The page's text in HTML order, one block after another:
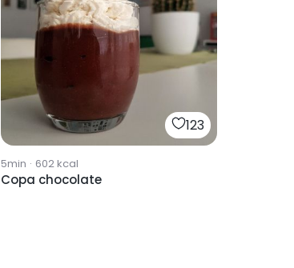
123
5min · 602kcal
Copa chocolate